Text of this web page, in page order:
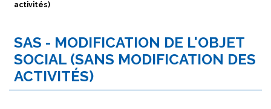
activités)
SAS - MODIFICATION DE L'OBJET
SOCIAL (SANS MODIFICATION DES
ACTIVITÉS)